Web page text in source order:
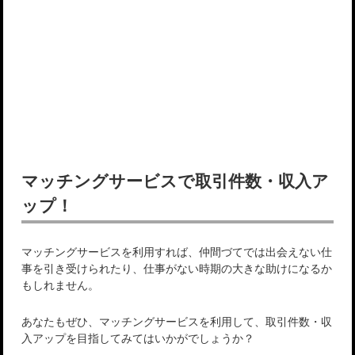
マッチングサービスで取引件数・収入ア
ップ！
マッチングサービスを利用すれば、仲間づてでは出会えない仕
事を引き受けられたり、仕事がない時期の大きな助けになるか
もしれません。
あなたもぜひ、マッチングサービスを利用して、取引件数・収
入アップを目指してみてはいかがでしょうか？